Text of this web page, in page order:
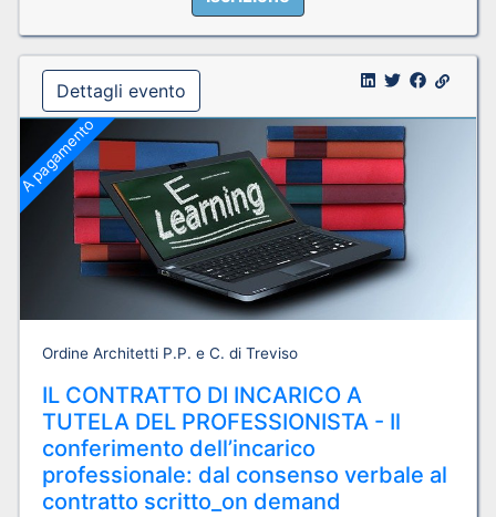
Dettagli evento
A pagamento
Ordine Architetti P.P. e C. di Treviso
IL CONTRATTO DI INCARICO A
TUTELA DEL PROFESSIONISTA - Il
conferimento dell’incarico
professionale: dal consenso verbale al
contratto scritto_on demand